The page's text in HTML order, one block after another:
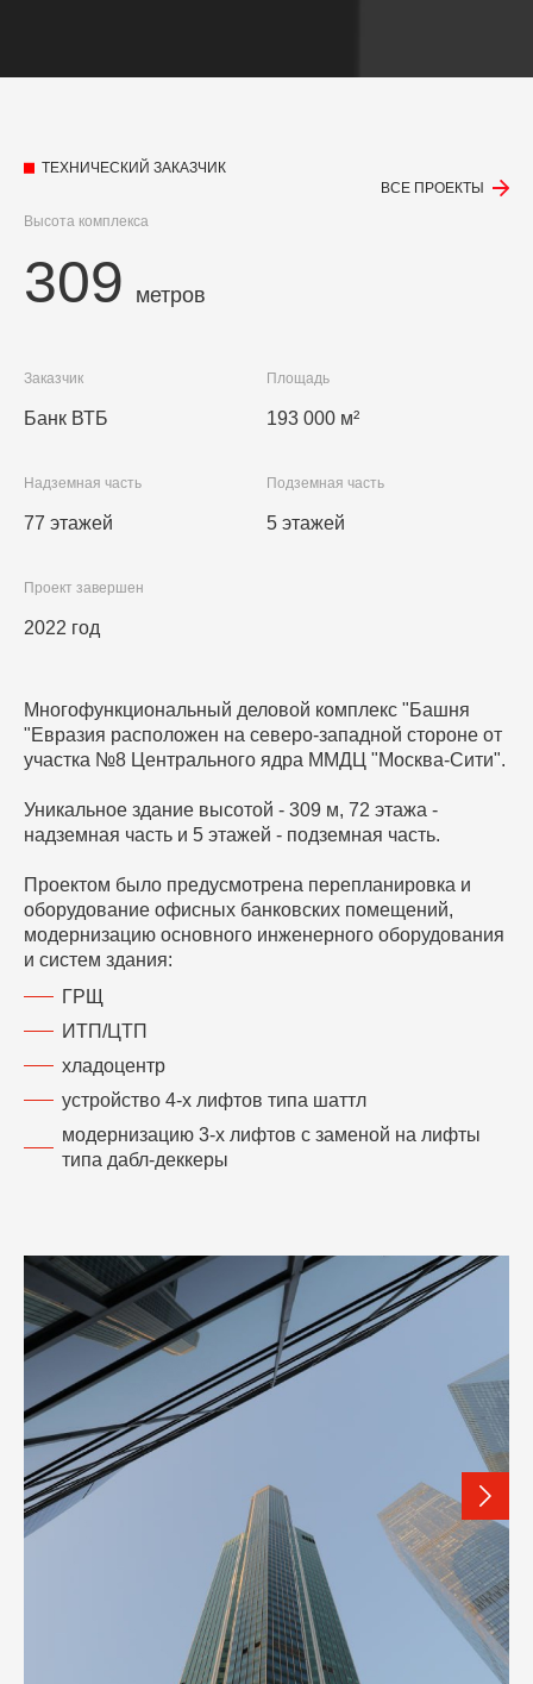
ТЕХНИЧЕСКИЙ ЗАКАЗЧИК
ВСЕ ПРОЕКТЫ
309 метров
Высота комплекса
Банк ВТБ
Заказчик
193 000 м²
Площадь
77 этажей
Надземная часть
5 этажей
Подземная часть
2022 год
Проект завершен
Многофункциональный деловой комплекс "Башня
"Евразия расположен на северо-западной стороне от
участка №8 Центрального ядра ММДЦ "Москва-Сити".
Уникальное здание высотой - 309 м, 72 этажа -
надземная часть и 5 этажей - подземная часть.
Проектом было предусмотрена перепланировка и
оборудование офисных банковских помещений,
модернизацию основного инженерного оборудования
и систем здания:
ГРЩ
ИТП/ЦТП
хладоцентр
устройство 4-х лифтов типа шаттл
модернизацию 3-х лифтов с заменой на лифты
типа дабл-деккеры